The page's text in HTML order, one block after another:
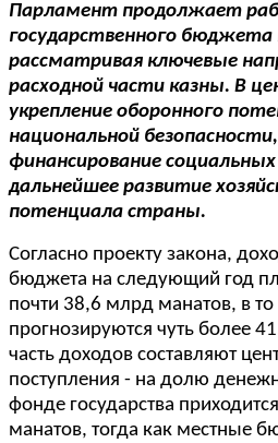
Парламент продолжает
государственного бюджета
рассматривая ключевые
расходной части казны. В
укрепление оборонного
национальной
финансирование
дальнейшее развитие
потенциала страны.
Согласно проекту закона,
бюджета на следующий год
почти 38,6 млрд манатов, в
прогнозируются чуть более
часть доходов составляют
поступления - на долю
фонде государства
манатов, тогда как местные